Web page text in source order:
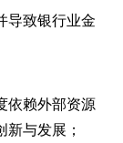
导致银行业金
依赖外部资源
与发展；